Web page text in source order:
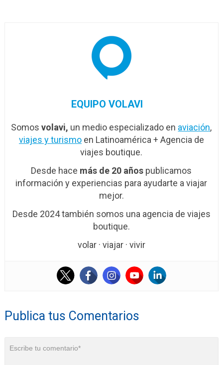
EQUIPO VOLAVI
Somosvolavi, un medio especializado en aviación,
viajes y turismoen Latinoamérica + Agencia de
viajes boutique.
Desde hace más de 20 años publicamos
información y experiencias para ayudarte a viajar
mejor.
Desde 2024 también somos una agencia de viajes
boutique.
volar · viajar · vivir
Publica tus Comentarios